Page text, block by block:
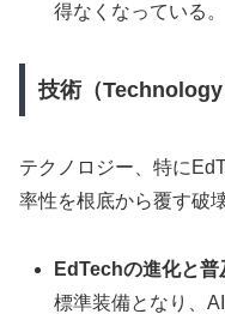
得なくなっている。
技術（Technology
テクノロジー、特に
率性を根底から覆す破
EdTechの進化と普
標準装備となり、